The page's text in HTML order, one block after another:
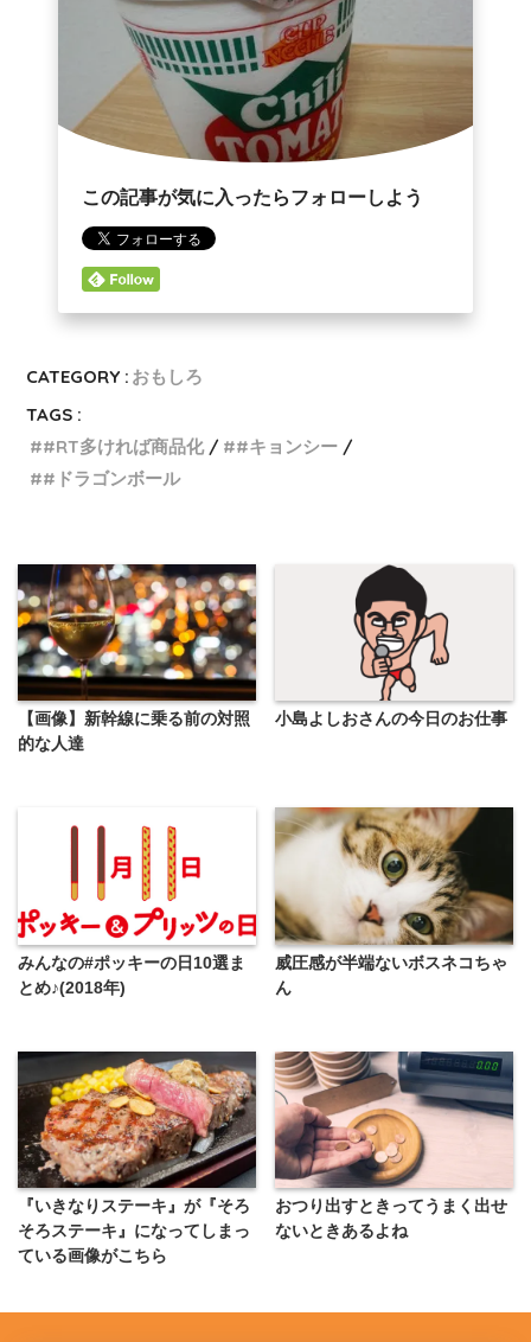
深夜アニメは2006～2014年ま
Powered by livedoor 相互
Powered by livedoor 相互
RSS
この記事が気に入ったらフォローしよう
CATEGORY : おもしろ
TAGS :
#RT多ければ商品化
#キョンシー
#ドラゴンボール
【画像】新幹線に乗る前の対照
的な人達
小島よしおさんの今日のお仕事
みんなの#ポッキーの日10選ま
とめ♪(2018年)
威圧感が半端ないボスネコちゃ
ん
『いきなりステーキ』が『そろ
そろステーキ』になってしまっ
ている画像がこちら
おつり出すときってうまく出せ
ないときあるよね